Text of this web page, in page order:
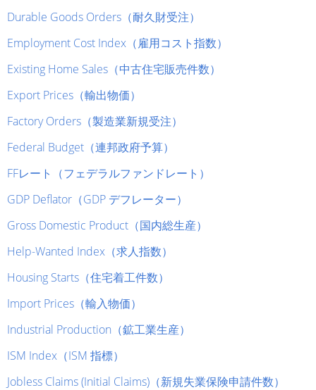
Durable Goods Orders（耐久財受注）
Employment Cost Index（雇用コスト指数）
Existing Home Sales（中古住宅販売件数）
Export Prices（輸出物価）
Factory Orders（製造業新規受注）
Federal Budget（連邦政府予算）
FFレート（フェデラルファンドレート）
GDP Deflator（GDP デフレーター）
Gross Domestic Product（国内総生産）
Help-Wanted Index（求人指数）
Housing Starts（住宅着工件数）
Import Prices（輸入物価）
Industrial Production（鉱工業生産）
ISM Index（ISM 指標）
Jobless Claims (Initial Claims)（新規失業保険申請件数）